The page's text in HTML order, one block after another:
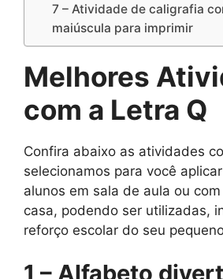
7 – Atividade de caligrafia
maiúscula para imprimir
Melhores
com a Letra Q
Confira abaixo as atividades
selecionamos para você
alunos em sala de aula ou
casa, podendo ser utilizadas,
reforço escolar do seu
1 – Alfabeto